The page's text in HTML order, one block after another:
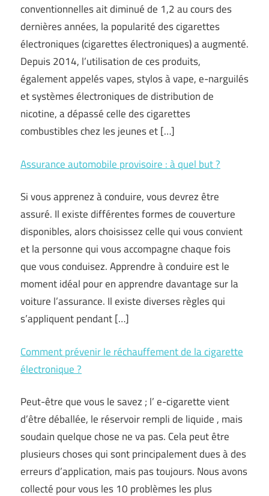
conventionnelles ait diminué de 1,2 au cours des
dernières années, la popularité des cigarettes
électroniques (cigarettes électroniques) a augmenté.
Depuis 2014, l’utilisation de ces produits,
également appelés vapes, stylos à vape, e-narguilés
et systèmes électroniques de distribution de
nicotine, a dépassé celle des cigarettes
combustibles chez les jeunes et […]
Assurance automobile provisoire : à quel but ?
Si vous apprenez à conduire, vous devrez être
assuré. Il existe différentes formes de couverture
disponibles, alors choisissez celle qui vous convient
et la personne qui vous accompagne chaque fois
que vous conduisez. Apprendre à conduire est le
moment idéal pour en apprendre davantage sur la
voiture l’assurance. Il existe diverses règles qui
s’appliquent pendant […]
Comment prévenir le réchauffement de la cigarette
électronique ?
Peut-être que vous le savez ; l’ e-cigarette vient
d’être déballée, le réservoir rempli de liquide , mais
soudain quelque chose ne va pas. Cela peut être
plusieurs choses qui sont principalement dues à des
erreurs d’application, mais pas toujours. Nous avons
collecté pour vous les 10 problèmes les plus